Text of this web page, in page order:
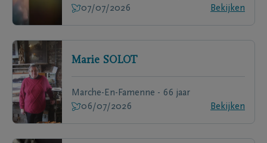
07/07/2026
Bekijken
Marie SOLOT
Marche-En-Famenne - 66 jaar
06/07/2026
Bekijken